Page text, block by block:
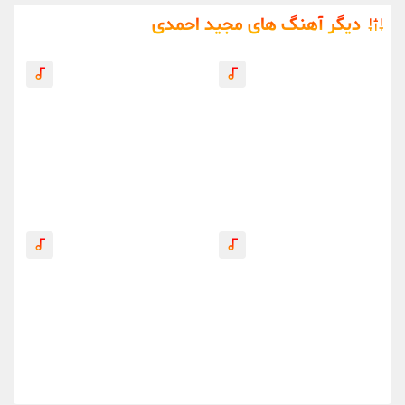
دیگر آهنگ های مجید احمدی